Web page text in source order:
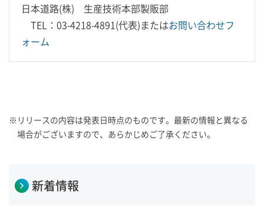
日本道路(株) 生産技術本部製販部
TEL：03-4218-4891(代表)またはお問い合わせフ
ォーム
※ リリースの内容は発表日時点のものです。最新の情報と異なる
場合がございますので、あらかじめご了承ください。
新着情報